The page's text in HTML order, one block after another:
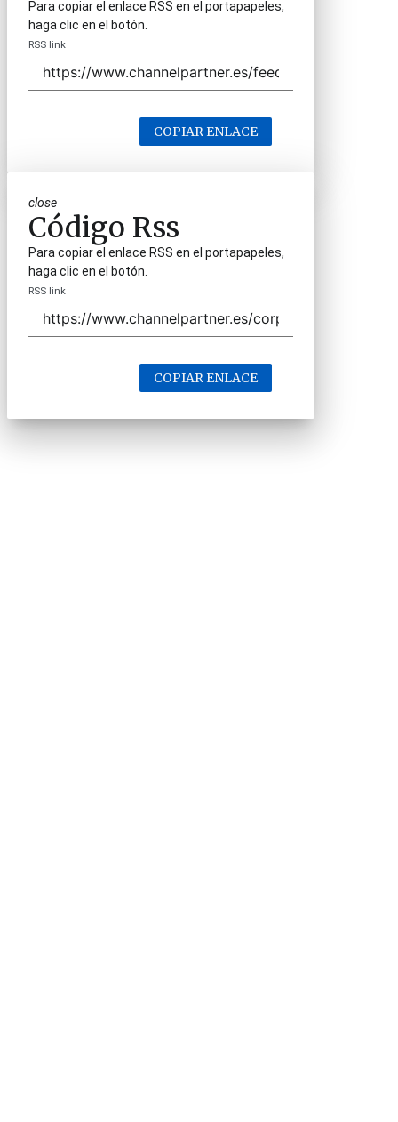
Para copiar el enlace RSS en el portapapeles,
haga clic en el botón.
RSS link
COPIAR ENLACE
close
Código Rss
Para copiar el enlace RSS en el portapapeles,
haga clic en el botón.
RSS link
COPIAR ENLACE